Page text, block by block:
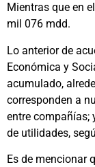
Mientras que en
mil 076 mdd.
Lo anterior de
Económica y
acumulado,
corresponden a
entre compañías;
de utilidades,
Es de mencionar